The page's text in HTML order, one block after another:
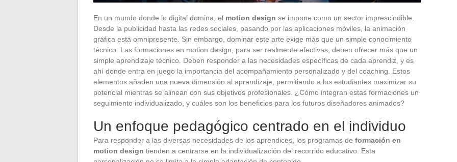
En un mundo donde lo digital domina, el motion design se impone como un sector imprescindible.
Desde la publicidad hasta las redes sociales, pasando por las aplicaciones móviles, la animación
gráfica está omnipresente. Sin embargo, dominar este arte exige más que un simple conocimiento
técnico. Las formaciones en motion design, para ser realmente efectivas, deben ofrecer más que un
simple aprendizaje técnico. Deben responder a las necesidades específicas de cada aprendiz, y es
ahí donde entra en juego la importancia del acompañamiento personalizado y del coaching. Estos
elementos añaden una nueva dimensión al aprendizaje, permitiendo a los estudiantes maximizar su
potencial mientras se alinean con sus objetivos profesionales. ¿Cómo integran estas formaciones un
seguimiento individualizado, y cuáles son los beneficios para los futuros diseñadores animados?
Un enfoque pedagógico centrado en el individuo
Para responder a las diversas necesidades de los aprendices, los programas de formación en
motion design tienden a centrarse en la individualización del recorrido educativo. Esta